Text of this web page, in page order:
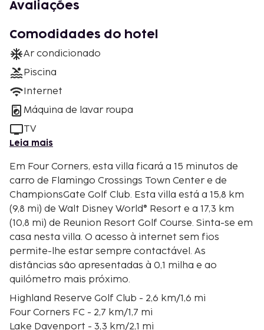
Avaliações
Comodidades do hotel
Ar condicionado
Piscina
Internet
Máquina de lavar roupa
TV
Leia mais
Em Four Corners, esta villa ficará a 15 minutos de
carro de Flamingo Crossings Town Center e de
ChampionsGate Golf Club. Esta villa está a 15,8 km
(9,8 mi) de Walt Disney World® Resort e a 17,3 km
(10,8 mi) de Reunion Resort Golf Course. Sinta-se em
casa nesta villa. O acesso à internet sem fios
permite-lhe estar sempre contactável. As
distâncias são apresentadas à 0,1 milha e ao
quilómetro mais próximo.
Highland Reserve Golf Club - 2,6 km/1,6 mi
Four Corners FC - 2,7 km/1,7 mi
Lake Davenport - 3,3 km/2,1 mi